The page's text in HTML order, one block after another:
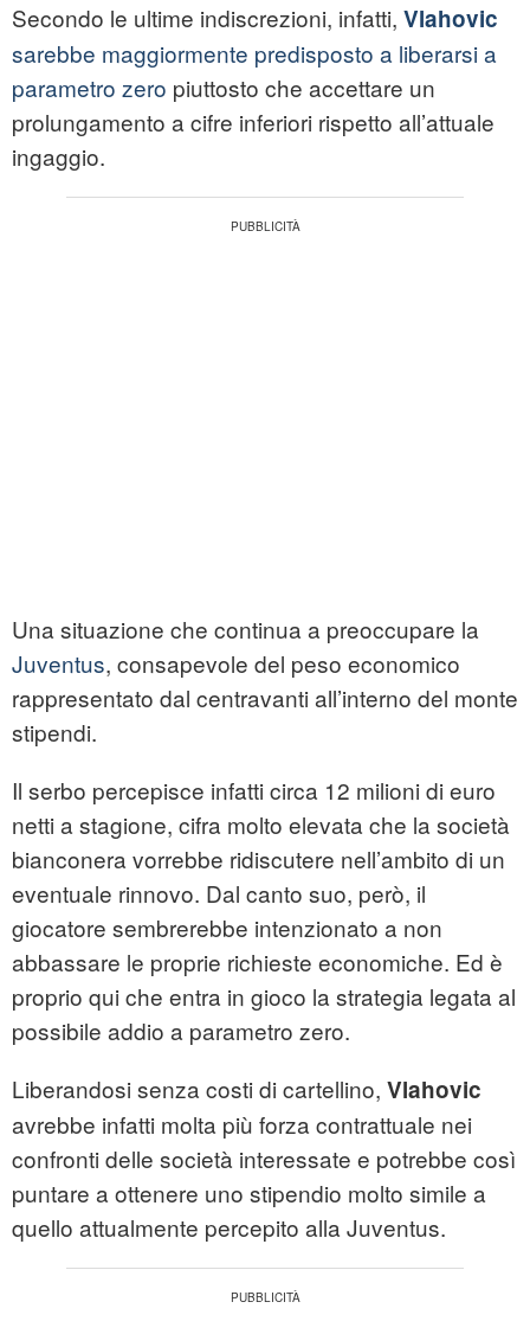
Secondo le ultime indiscrezioni, infatti, Vlahovic
sarebbe maggiormente predisposto a liberarsi a
parametro zero piuttosto che accettare un
prolungamento a cifre inferiori rispetto all’attuale
ingaggio.
Una situazione che continua a preoccupare la
Juventus, consapevole del peso economico
rappresentato dal centravanti all’interno del monte
stipendi.
Il serbo percepisce infatti circa 12 milioni di euro
netti a stagione, cifra molto elevata che la società
bianconera vorrebbe ridiscutere nell’ambito di un
eventuale rinnovo. Dal canto suo, però, il
giocatore sembrerebbe intenzionato a non
abbassare le proprie richieste economiche. Ed è
proprio qui che entra in gioco la strategia legata al
possibile addio a parametro zero.
Liberandosi senza costi di cartellino, Vlahovic
avrebbe infatti molta più forza contrattuale nei
confronti delle società interessate e potrebbe così
puntare a ottenere uno stipendio molto simile a
quello attualmente percepito alla Juventus.